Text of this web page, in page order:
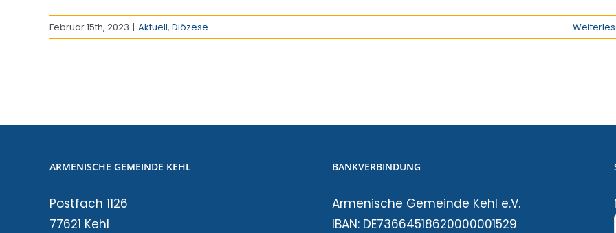
Februar 15th, 2023 | Aktuell, Diözese
ARMENISCHE GEMEINDE KEHL
Postfach 1126
77621 Kehl
BANKVERBINDUNG
Armenische Gemeinde Kehl e.V.
IBAN: DE73664518620000001529